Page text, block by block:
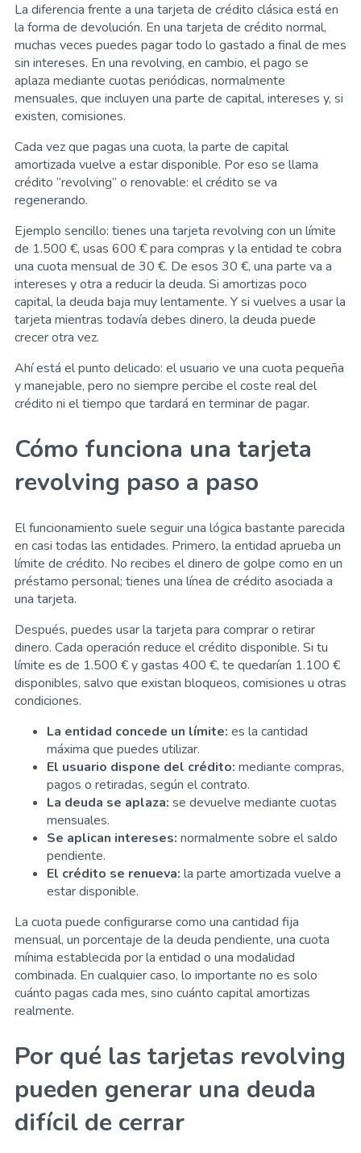
La diferencia frente a una tarjeta de crédito clásica está en
la forma de devolución. En una tarjeta de crédito normal,
muchas veces puedes pagar todo lo gastado a final de mes
sin intereses. En una revolving, en cambio, el pago se
aplaza mediante cuotas periódicas, normalmente
mensuales, que incluyen una parte de capital, intereses y, si
existen, comisiones.
Cada vez que pagas una cuota, la parte de capital
amortizada vuelve a estar disponible. Por eso se llama
crédito “revolving” o renovable: el crédito se va
regenerando.
Ejemplo sencillo: tienes una tarjeta revolving con un límite
de 1.500 €, usas 600 € para compras y la entidad te cobra
una cuota mensual de 30 €. De esos 30 €, una parte va a
intereses y otra a reducir la deuda. Si amortizas poco
capital, la deuda baja muy lentamente. Y si vuelves a usar la
tarjeta mientras todavía debes dinero, la deuda puede
crecer otra vez.
Ahí está el punto delicado: el usuario ve una cuota pequeña
y manejable, pero no siempre percibe el coste real del
crédito ni el tiempo que tardará en terminar de pagar.
Cómo funciona una tarjeta
revolving paso a paso
El funcionamiento suele seguir una lógica bastante parecida
en casi todas las entidades. Primero, la entidad aprueba un
límite de crédito. No recibes el dinero de golpe como en un
préstamo personal; tienes una línea de crédito asociada a
una tarjeta.
Después, puedes usar la tarjeta para comprar o retirar
dinero. Cada operación reduce el crédito disponible. Si tu
límite es de 1.500 € y gastas 400 €, te quedarían 1.100 €
disponibles, salvo que existan bloqueos, comisiones u otras
condiciones.
La entidad concede un límite: es la cantidad
máxima que puedes utilizar.
El usuario dispone del crédito: mediante compras,
pagos o retiradas, según el contrato.
La deuda se aplaza: se devuelve mediante cuotas
mensuales.
Se aplican intereses: normalmente sobre el saldo
pendiente.
El crédito se renueva: la parte amortizada vuelve a
estar disponible.
La cuota puede configurarse como una cantidad fija
mensual, un porcentaje de la deuda pendiente, una cuota
mínima establecida por la entidad o una modalidad
combinada. En cualquier caso, lo importante no es solo
cuánto pagas cada mes, sino cuánto capital amortizas
realmente.
Por qué las tarjetas revolving
pueden generar una deuda
difícil de cerrar